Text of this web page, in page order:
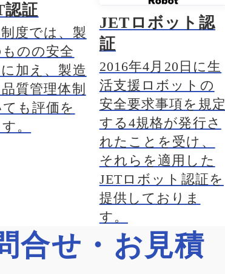
認証
度では、製
のの安全
加え、製造
質管理体制
も評価を
。
JETロボット認
証
2016年4月20日に生
活支援ロボットの
安全要求事項を規定
する4規格が発行さ
れたことを受け、
それらを適用した
JETロボット認証を
提供しておりま
す。
合せ・お見積